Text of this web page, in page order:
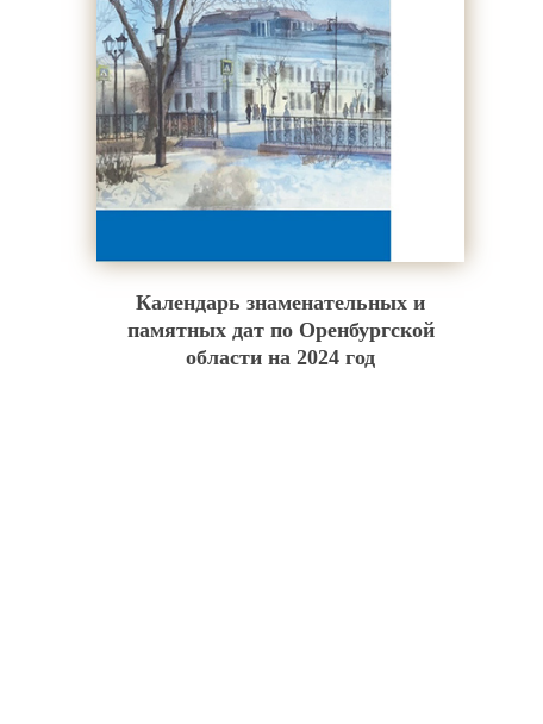
Календарь знаменательных и
памятных дат по Оренбургской
области на 2024 год